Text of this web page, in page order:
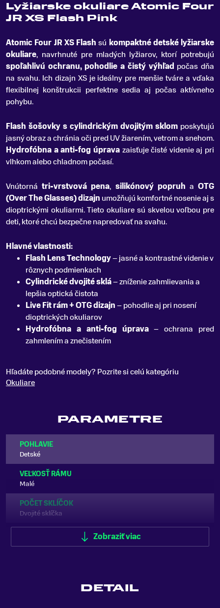
Lyžiarske okuliare Atomic Four
JR XS Flash Pink
Atomic Four JR XS Flash sú kompaktné detské lyžiarske
okuliare, navrhnuté pre mladých lyžiarov, ktorí potrebujú
spoľahlivú ochranu, pohodlie a čistý výhľad počas dňa
na svahu.Ich dizajn XS je ideálny pre menšie tváre a vďaka
flexibilnej konštrukcii perfektne sedia aj počas aktívneho
pohybu.
Flash šošovky s cylindrickým dvojitým sklom poskytujú
jasný obraz a chránia oči pred UV žiarením, vetrom a snehom.
Hydrofóbna a anti-fog úpravazaisťuje čisté videnie aj pri
vlhkom alebo chladnom počasí.
Vnútornátri-vrstvová pena, silikónový popruh aOTG
(Over The Glasses) dizajn umožňujú komfortné nosenie aj s
dioptrickými okuliarmi. Tieto okuliare sú skvelou voľbou pre
deti, ktoré chcú bezpečne napredovať na svahu.
Hlavné vlastnosti:
Flash Lens Technology– jasné a kontrastné videnie v
rôznych podmienkach
Cylindrické dvojité sklá– zníženie zahmlievania a
lepšia optická čistota
Live Fit rám + OTG dizajn– pohodlie aj pri nosení
dioptrických okuliarov
Hydrofóbna a anti-fog úprava– ochrana pred
zahmlením a znečistením
Hľadáte podobné modely? Pozrite si celú kategóriu
Okuliare
PARAMETRE
POHLAVIE
Detské
VEĽKOSŤ RÁMU
Malé
POČET SKLÍČOK
Dvojité sklíčka
KOMPATIBILNÉ S DIOPTRICKÝMI OKULIARMI(OTG)
Zobraziť viac
DETAIL